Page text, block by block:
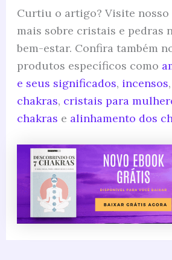
Curtiu o artigo? Visite nosso
mais sobre cristais e pedras
bem-estar. Confira também
produtos específicos como
e seus significados, incensos,
chakras, cristais para
chakras e alinhamento dos